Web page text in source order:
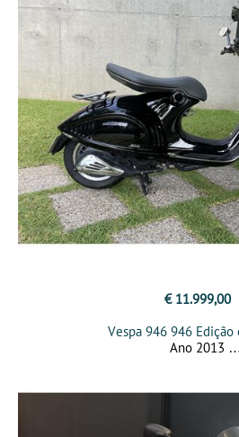
€ 11.999,00
Vespa 946 946 Edição
Ano 2013